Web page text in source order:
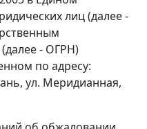
лиц (далее -
- ОГРН)
по адресу:
ул. Меридианная,